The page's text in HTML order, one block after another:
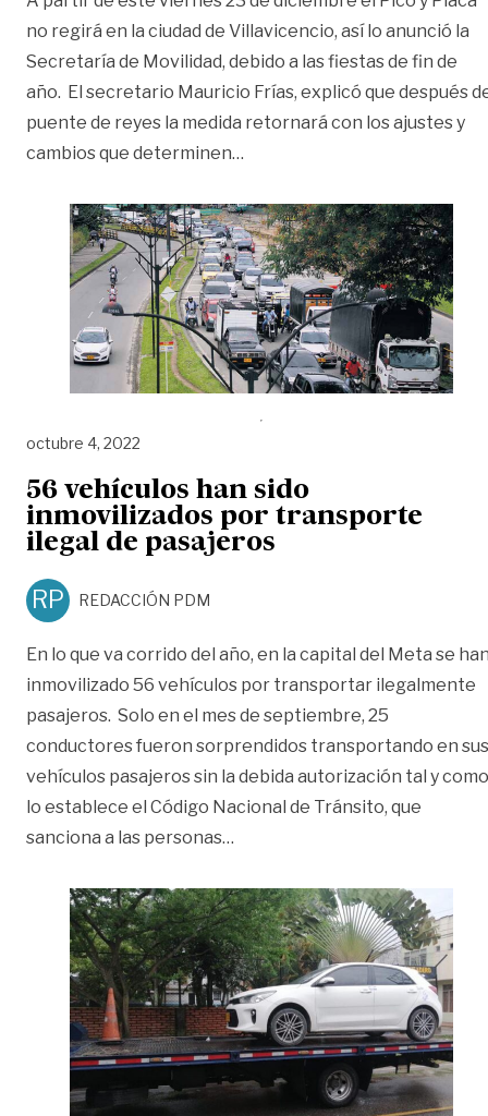
no regirá en la ciudad de Villavicencio, así lo anunció la
Secretaría de Movilidad, debido a las fiestas de fin de
año. El secretario Mauricio Frías, explicó que después
puente de reyes la medida retornará con los ajustes y
cambios que determinen…
octubre 4, 2022
56 vehículos han sido
inmovilizados por transporte
ilegal de pasajeros
RP REDACCIÓN PDM
En lo que va corrido del año, en la capital del Meta se
inmovilizado 56 vehículos por transportar ilegalmente
pasajeros. Solo en el mes de septiembre, 25
conductores fueron sorprendidos transportando en sus
vehículos pasajeros sin la debida autorización tal y como
lo establece el Código Nacional de Tránsito, que
sanciona a las personas…